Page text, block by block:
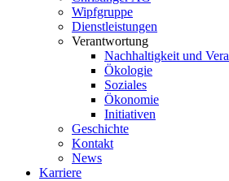
Wipfgruppe
Dienstleistungen
Verantwortung
Nachhaltigkeit und
Ökologie
Soziales
Ökonomie
Initiativen
Geschichte
Kontakt
News
Karriere